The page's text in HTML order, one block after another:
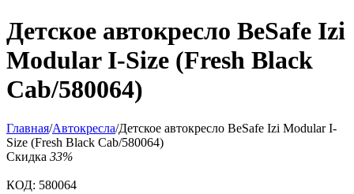
Детское автокресло BeSafe Izi
Modular I-Size (Fresh Black
Cab/580064)
Главная/Автокресла/Детское автокресло BeSafe Izi Modular I-
Size (Fresh Black Cab/580064)
Скидка 33%
КОД: 580064